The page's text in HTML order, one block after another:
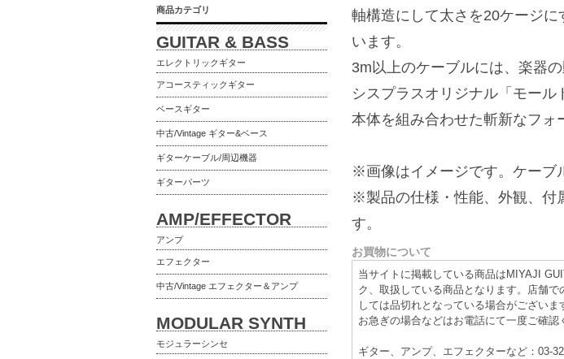
軸構造にして太さを20ケージ
います。
3m以上のケーブルには、楽器
シスプラスオリジナル「モー
本体を組み合わせた斬新なフォ
※画像はイメージです。ケーブ
※製品の仕様・性能、外観、付
す。
お買物について
当サイトに掲載している商品はMIYAJI
ク、取扱している商品となります。店舗
しては品切れとなっている場合がございま
お急ぎの場合などはお電話にて一度ご確
ギター、アンプ、エフェクターなど：03-
商品カテゴリ
GUITAR & BASS
エレクトリックギター
アコースティックギター
ベースギター
中古/Vintage ギター&ベース
ギターケーブル/周辺機器
ギターパーツ
AMP/EFFECTOR
アンプ
エフェクター
中古/Vintage エフェクター＆アンプ
MODULAR SYNTH
モジュラーシンセ